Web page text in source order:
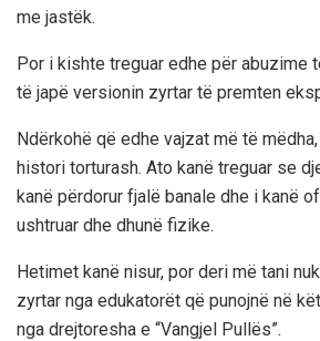
me jastëk.
Por i kishte treguar edhe për abuzime
të japë versionin zyrtar të premten
Ndërkohë që edhe vajzat më të
histori torturash. Ato kanë treguar se
kanë përdorur fjalë banale dhe i kanë
ushtruar dhe dhunë fizike.
Hetimet kanë nisur, por deri më tani
zyrtar nga edukatorët që punojnë në
nga drejtoresha e “Vangjel Pullës”.